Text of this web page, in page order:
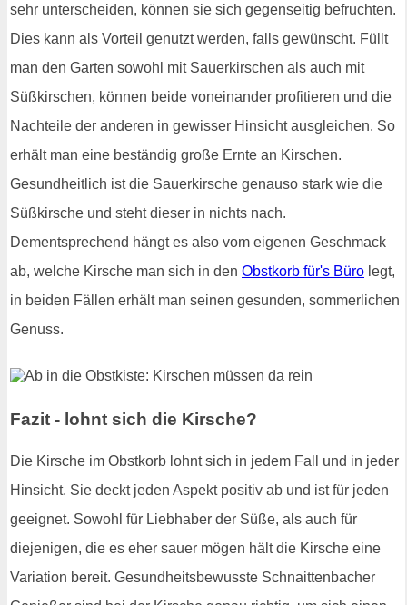
sehr unterscheiden, können sie sich gegenseitig befruchten.
Dies kann als Vorteil genutzt werden, falls gewünscht. Füllt
man den Garten sowohl mit Sauerkirschen als auch mit
Süßkirschen, können beide voneinander profitieren und die
Nachteile der anderen in gewisser Hinsicht ausgleichen. So
erhält man eine beständig große Ernte an Kirschen.
Gesundheitlich ist die Sauerkirsche genauso stark wie die
Süßkirsche und steht dieser in nichts nach.
Dementsprechend hängt es also vom eigenen Geschmack
ab, welche Kirsche man sich in den Obstkorb für's Büro legt,
in beiden Fällen erhält man seinen gesunden, sommerlichen
Genuss.
Fazit - lohnt sich die Kirsche?
Die Kirsche im Obstkorb lohnt sich in jedem Fall und in jeder
Hinsicht. Sie deckt jeden Aspekt positiv ab und ist für jeden
geeignet. Sowohl für Liebhaber der Süße, als auch für
diejenigen, die es eher sauer mögen hält die Kirsche eine
Variation bereit. Gesundheitsbewusste Schnaittenbacher